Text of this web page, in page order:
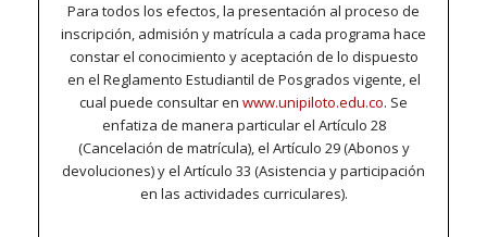
Para todos los efectos, la presentación al proceso de
inscripción, admisión y matrícula a cada programa hace
constar el conocimiento y aceptación de lo dispuesto
en el Reglamento Estudiantil de Posgrados vigente, el
cual puede consultar en www.unipiloto.edu.co. Se
enfatiza de manera particular el Artículo 28
(Cancelación de matrícula), el Artículo 29 (Abonos y
devoluciones) y el Artículo 33 (Asistencia y participación
en las actividades curriculares).